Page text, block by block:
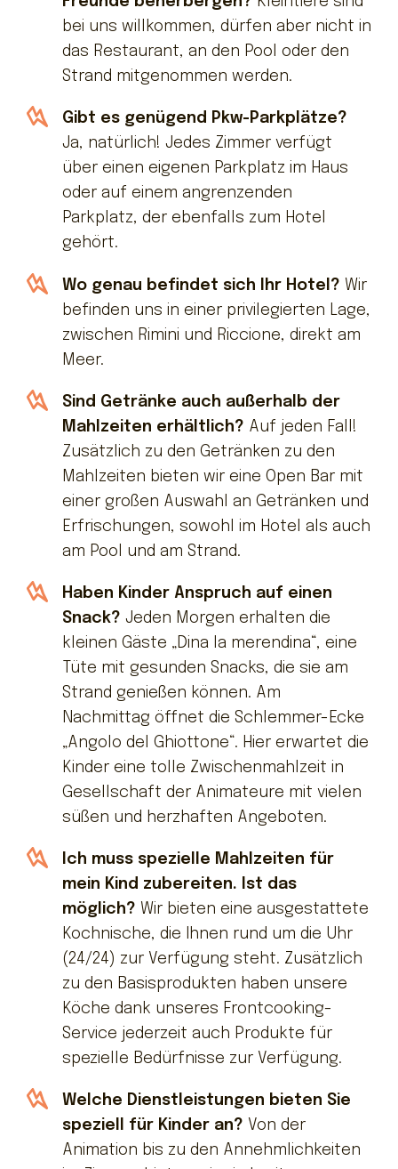
bei uns willkommen, dürfen aber nicht in
das Restaurant, an den Pool oder den
Strand mitgenommen werden.
Gibt es genügend Pkw-Parkplätze?
Ja, natürlich! Jedes Zimmer verfügt
über einen eigenen Parkplatz im Haus
oder auf einem angrenzenden
Parkplatz, der ebenfalls zum Hotel
gehört.
Wo genau befindet sich Ihr Hotel? Wir
befinden uns in einer privilegierten Lage,
zwischen Rimini und Riccione, direkt am
Meer.
Sind Getränke auch außerhalb der
Mahlzeiten erhältlich? Auf jeden Fall!
Zusätzlich zu den Getränken zu den
Mahlzeiten bieten wir eine Open Bar mit
einer großen Auswahl an Getränken und
Erfrischungen, sowohl im Hotel als auch
am Pool und am Strand.
Haben Kinder Anspruch auf einen
Snack? Jeden Morgen erhalten die
kleinen Gäste „Dina la merendina“, eine
Tüte mit gesunden Snacks, die sie am
Strand genießen können. Am
Nachmittag öffnet die Schlemmer-Ecke
„Angolo del Ghiottone“. Hier erwartet die
Kinder eine tolle Zwischenmahlzeit in
Gesellschaft der Animateure mit vielen
süßen und herzhaften Angeboten.
Ich muss spezielle Mahlzeiten für
mein Kind zubereiten. Ist das
möglich? Wir bieten eine ausgestattete
Kochnische, die Ihnen rund um die Uhr
(24/24) zur Verfügung steht. Zusätzlich
zu den Basisprodukten haben unsere
Köche dank unseres Frontcooking-
Service jederzeit auch Produkte für
spezielle Bedürfnisse zur Verfügung.
Welche Dienstleistungen bieten Sie
speziell für Kinder an? Von der
Animation bis zu den Annehmlichkeiten